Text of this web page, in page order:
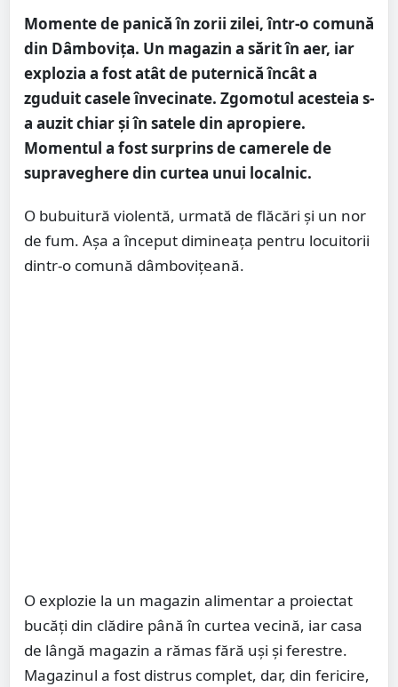
Momente de panică în zorii zilei, într-o comună
din Dâmboviţa. Un magazin a sărit în aer, iar
explozia a fost atât de puternică încât a
zguduit casele învecinate. Zgomotul acesteia s-
a auzit chiar şi în satele din apropiere.
Momentul a fost surprins de camerele de
supraveghere din curtea unui localnic.
O bubuitură violentă, urmată de flăcări şi un nor
de fum. Așa a început dimineața pentru locuitorii
dintr-o comună dâmbovițeană.
O explozie la un magazin alimentar a proiectat
bucăţi din clădire până în curtea vecină, iar casa
de lângă magazin a rămas fără uşi şi ferestre.
Magazinul a fost distrus complet, dar, din fericire,